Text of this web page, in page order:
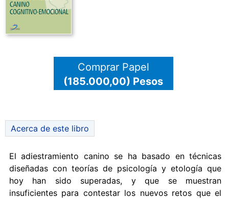
Comprar Papel
(185.000,00) Pesos
Acerca de este libro
El adiestramiento canino se ha basado en técnicas
diseñadas con teorías de psicología y etología que
hoy han sido superadas, y que se muestran
insuficientes para contestar los nuevos retos que el